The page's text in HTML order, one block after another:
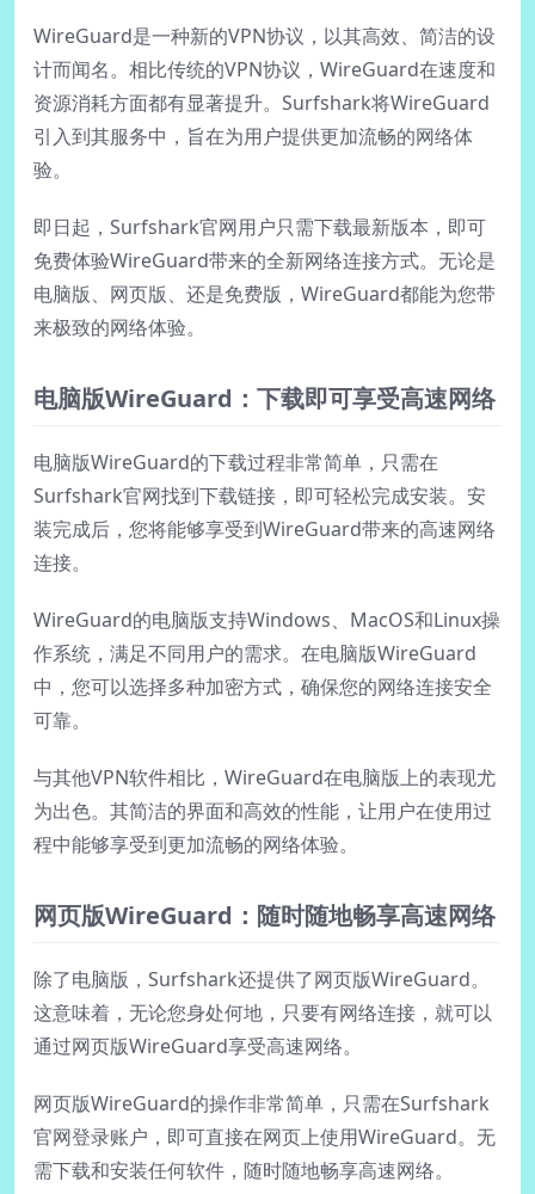
WireGuard是一种新的VPN协议，以其高效、简洁的设
计而闻名。相比传统的VPN协议，WireGuard在速度和
资源消耗方面都有显著提升。Surfshark将WireGuard
引入到其服务中，旨在为用户提供更加流畅的网络体
验。
即日起，Surfshark官网用户只需下载最新版本，即可
免费体验WireGuard带来的全新网络连接方式。无论是
电脑版、网页版、还是免费版，WireGuard都能为您带
来极致的网络体验。
电脑版WireGuard：下载即可享受高速网络
电脑版WireGuard的下载过程非常简单，只需在
Surfshark官网找到下载链接，即可轻松完成安装。安
装完成后，您将能够享受到WireGuard带来的高速网络
连接。
WireGuard的电脑版支持Windows、MacOS和Linux操
作系统，满足不同用户的需求。在电脑版WireGuard
中，您可以选择多种加密方式，确保您的网络连接安全
可靠。
与其他VPN软件相比，WireGuard在电脑版上的表现尤
为出色。其简洁的界面和高效的性能，让用户在使用过
程中能够享受到更加流畅的网络体验。
网页版WireGuard：随时随地畅享高速网络
除了电脑版，Surfshark还提供了网页版WireGuard。
这意味着，无论您身处何地，只要有网络连接，就可以
通过网页版WireGuard享受高速网络。
网页版WireGuard的操作非常简单，只需在Surfshark
官网登录账户，即可直接在网页上使用WireGuard。无
需下载和安装任何软件，随时随地畅享高速网络。